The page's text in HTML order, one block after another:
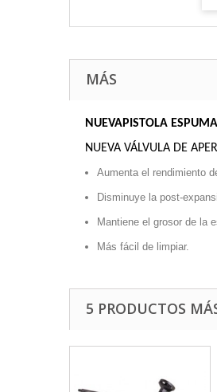
MÁS
NUEVAPISTOLA
NUEVA VÁLVULA DE
Aumenta el rendimiento
Disminuye la post-
Mantiene el grosor de la
Más fácil de limpiar.
5 PRODUCTOS